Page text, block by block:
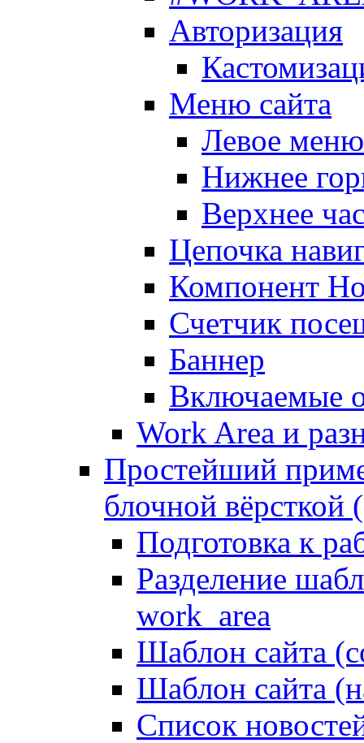
Авторизация
Меню сайта
Левое меню
Нижнее
Верхнее
Цепочка
Компонент
Счетчик
Баннер
Включаемые
Work Area и
Простейший
блочной вёрсткой
Подготовка к
Разделение
work_area
Шаблон сайта
Шаблон сайта
Список